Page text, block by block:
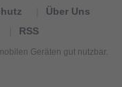
Über Uns
RSS
Geräten gut nutzbar.